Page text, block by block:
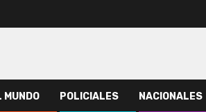
MUNDO POLICIALES NACIONALES